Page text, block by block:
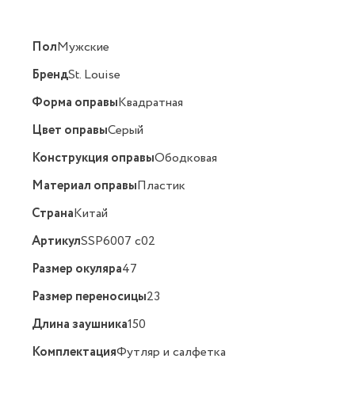
ПолМужские
БрендSt. Louise
Форма оправыКвадратная
Цвет оправыСерый
Конструкция оправыОбодковая
Материал оправыПластик
СтранаКитай
АртикулSSP6007 c02
Размер окуляра47
Размер переносицы23
Длина заушника150
КомплектацияФутляр и салфетка